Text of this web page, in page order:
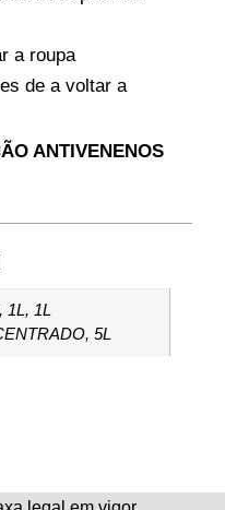
a roupa
de a voltar a
ANTIVENENOS
1L, 1L
5L